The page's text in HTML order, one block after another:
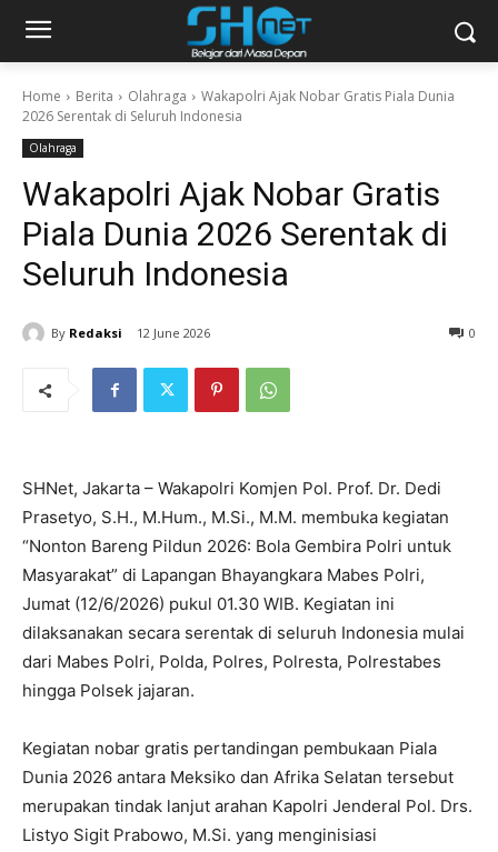
Home Berita Olahraga
Wakapolri Ajak Nobar Gratis Piala Dunia
2026 Serentak di Seluruh Indonesia
Olahraga
Wakapolri Ajak Nobar Gratis
Piala Dunia 2026 Serentak di
Seluruh Indonesia
By Redaksi 12 June 2026 0
SHNet, Jakarta – Wakapolri Komjen Pol. Prof. Dr. Dedi
Prasetyo, S.H., M.Hum., M.Si., M.M. membuka kegiatan
“Nonton Bareng Pildun 2026: Bola Gembira Polri untuk
Masyarakat” di Lapangan Bhayangkara Mabes Polri,
Jumat (12/6/2026) pukul 01.30 WIB. Kegiatan ini
dilaksanakan secara serentak di seluruh Indonesia mulai
dari Mabes Polri, Polda, Polres, Polresta, Polrestabes
hingga Polsek jajaran.
Kegiatan nobar gratis pertandingan pembukaan Piala
Dunia 2026 antara Meksiko dan Afrika Selatan tersebut
merupakan tindak lanjut arahan Kapolri Jenderal Pol. Drs.
Listyo Sigit Prabowo, M.Si. yang menginisiasi